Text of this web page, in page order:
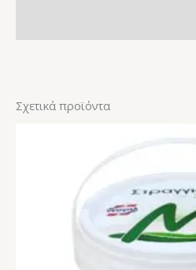
Σχετικά προϊόντα